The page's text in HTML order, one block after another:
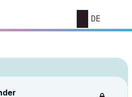
DE